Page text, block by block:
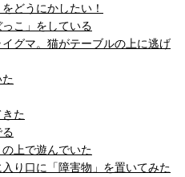
どうにかしたい！
こ」をしている
グマ。猫がテーブルの上に逃げ
た
上で遊んでいた
り口に「障害物」を置いてみた